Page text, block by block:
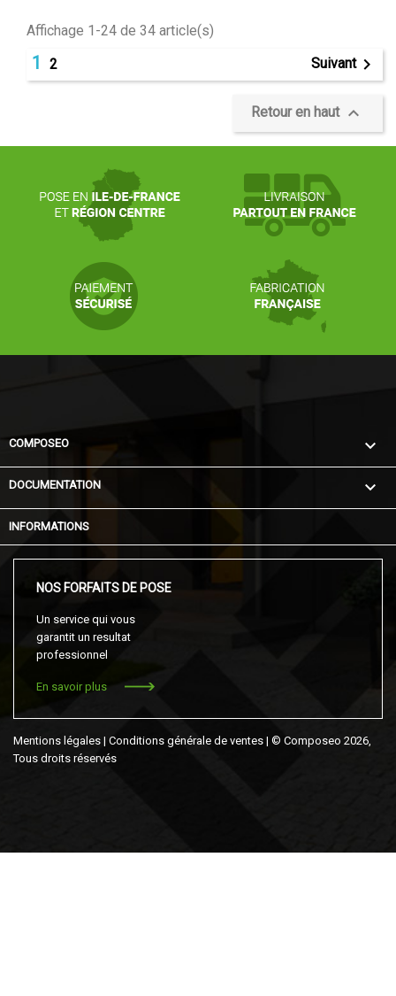
Affichage 1-24 de 34 article(s)
1 2 Suivant
Retour en haut 
COMPOSEO 
DOCUMENTATION 
INFORMATIONS
NOS FORFAITS DE POSE
Un service qui vous
garantit un resultat
professionnel
En savoir plus
Mentions légales | Conditions générale de ventes | © Composeo 2026,
Tous droits réservés